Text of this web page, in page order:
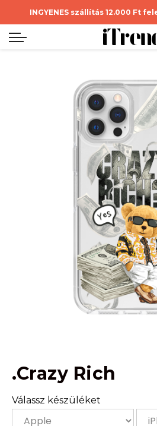
INGYENES szállítás 12.000 Ft
.Crazy Rich
Válassz készüléket